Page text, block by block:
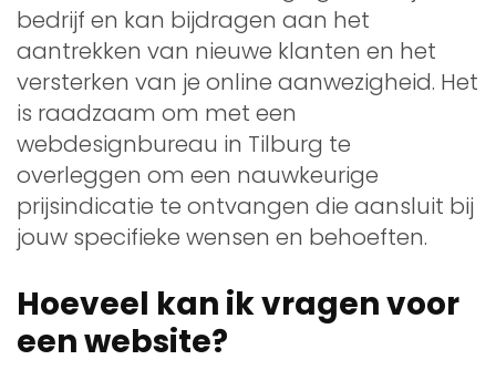
bedrijf en kan bijdragen aan het
aantrekken van nieuwe klanten en het
versterken van je online aanwezigheid. Het
is raadzaam om met een
webdesignbureau in Tilburg te
overleggen om een nauwkeurige
prijsindicatie te ontvangen die aansluit bij
jouw specifieke wensen en behoeften.
Hoeveel kan ik vragen voor
een website?